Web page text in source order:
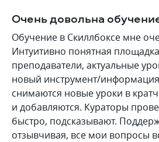
Очень довольна
Обучение в Скиллбоксе мне
Интуитивно понятная
преподаватели, актуальные
новый инструмент/
снимаются новые уроки в
и добавляются. Кураторы
быстро, подсказывают.
отзывчивая, все мои вопросы